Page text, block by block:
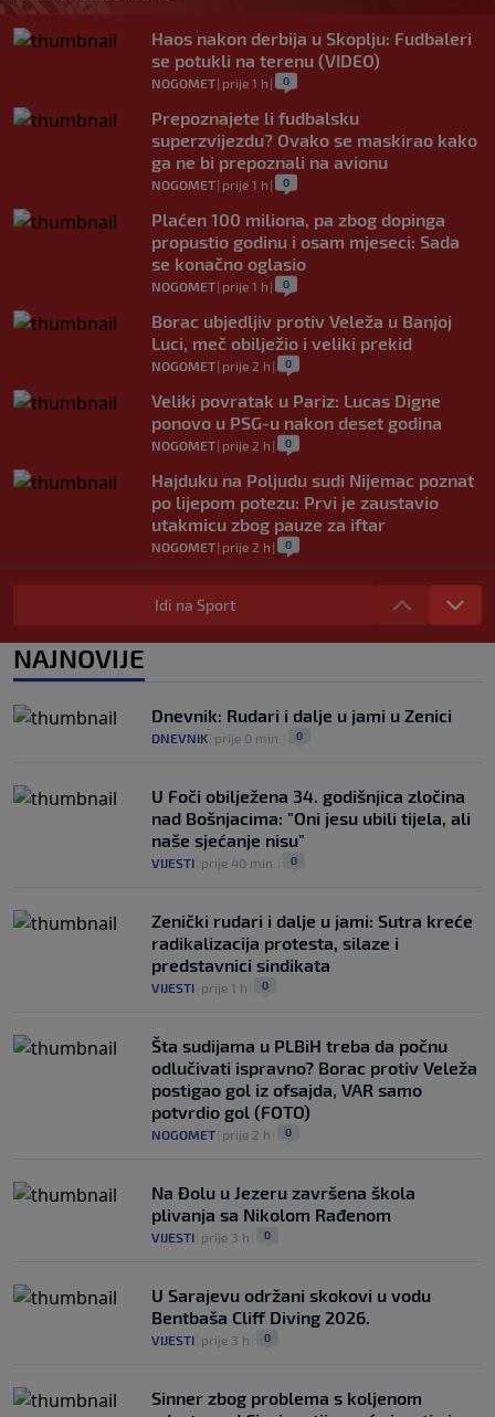
Haos nakon derbija u Skoplju: Fudbaleri
se potukli na terenu (VIDEO)
NOGOMET| prije 1 h | 0
Prepoznajete li fudbalsku
superzvijezdu? Ovako se maskirao kako
ga ne bi prepoznali na avionu
NOGOMET| prije 1 h | 0
Plaćen 100 miliona, pa zbog dopinga
propustio godinu i osam mjeseci: Sada
se konačno oglasio
NOGOMET| prije 1 h | 0
Borac ubjedljiv protiv Veleža u Banjoj
Luci, meč obilježio i veliki prekid
NOGOMET| prije 2 h | 0
Veliki povratak u Pariz: Lucas Digne
ponovo u PSG-u nakon deset godina
NOGOMET| prije 2 h | 0
Hajduku na Poljudu sudi Nijemac poznat
po lijepom potezu: Prvi je zaustavio
utakmicu zbog pauze za iftar
NOGOMET| prije 2 h | 0
Asistencija iz auta kakva se rijetko viđa:
Napravio salto pa savršeno pronašao
0
legendi NBA lige
0
Idi na Sport
NAJNOVIJE
Dnevnik: Rudari i dalje u jami u Zenici
DNEVNIK prije 0 min. 0
U Foči obilježena 34. godišnjica zločina
nad Bošnjacima: "Oni jesu ubili tijela, ali
naše sjećanje nisu"
VIJESTI prije 40 min. 0
Zenički rudari i dalje u jami: Sutra kreće
radikalizacija protesta, silaze i
predstavnici sindikata
VIJESTI prije 1 h 0
Šta sudijama u PLBiH treba da počnu
odlučivati ispravno? Borac protiv Veleža
postigao gol iz ofsajda, VAR samo
potvrdio gol (FOTO)
NOGOMET prije 2 h 0
Na Đolu u Jezeru završena škola
plivanja sa Nikolom Rađenom
VIJESTI prije 3 h 0
U Sarajevu održani skokovi u vodu
Bentbaša Cliff Diving 2026.
VIJESTI prije 3 h 0
Sinner zbog problema s koljenom